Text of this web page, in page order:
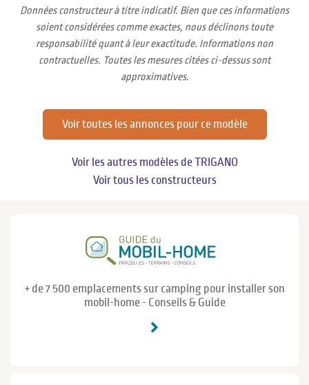
Données constructeur à titre indicatif. Bien que ces informations
soient considérées comme exactes, nous déclinons toute
responsabilité quant à leur exactitude. Informations non
contractuelles. Toutes les mesures citées ci-dessus sont
approximatives.
Voir toutes les annonces pour ce modèle
Voir les autres modèles de TRIGANO
Voir tous les constructeurs
+ de 7 500 emplacements sur camping pour installer son
mobil-home - Conseils & Guide